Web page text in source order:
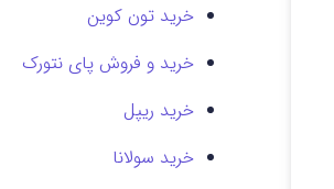
خرید تون کوین
خرید و فروش پای نتورک
خرید ریپل
خرید سولانا